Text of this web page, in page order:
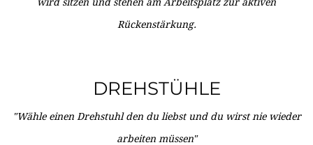
Rückenstärkung.
DREHSTÜHLE
"Wähle einen Drehstuhl den du liebst und du wirst nie wieder
arbeiten müssen"